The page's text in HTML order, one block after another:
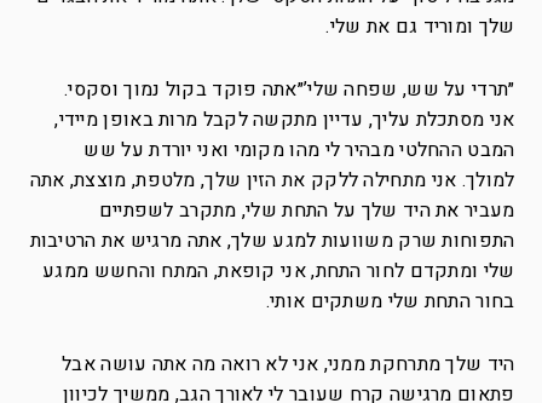
שלך ומוריד גם את שלי.
״תרדי על שש, שפחה שלי’״אתה פוקד בקול נמוך וסקסי.
אני מסתכלת עליך, עדיין מתקשה לקבל מרות באופן מיידי,
המבט ההחלטי מבהיר לי מהו מקומי ואני יורדת על שש
למולך. אני מתחילה ללקק את הזין שלך, מלטפת, מוצצת, אתה
מעביר את היד שלך על התחת שלי, מתקרב לשפתיים
התפוחות שרק משוועות למגע שלך, אתה מרגיש את הרטיבות
שלי ומתקדם לחור התחת, אני קופאת, המתח והחשש ממגע
בחור התחת שלי משתקים אותי.
היד שלך מתרחקת ממני, אני לא רואה מה אתה עושה אבל
פתאום מרגישה קרח שעובר לי לאורך הגב, ממשיך לכיוון